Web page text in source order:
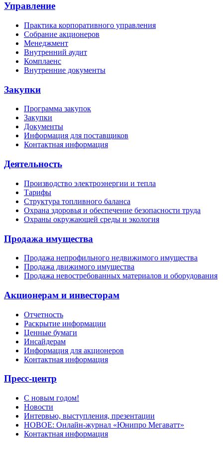
Управление
Практика корпоративного управления
Собрание акционеров
Менеджмент
Внутренний аудит
Комплаенс
Внутренние документы
Закупки
Программа закупок
Закупки
Документы
Информация для поставщиков
Контактная информация
Деятельность
Производство электроэнергии и тепла
Тарифы
Структура топливного баланса
Охрана здоровья и обеспечение безопасности труда
Охраны окружающей среды и экология
Продажа имущества
Продажа непрофильного недвижимого имущества
Продажа движимого имущества
Продажа невостребованных материалов и оборудования
Акционерам и инвесторам
Отчетность
Раскрытие информации
Ценные бумаги
Инсайдерам
Информация для акционеров
Контактная информация
Пресс-центр
С новым годом!
Новости
Интервью, выступления, презентации
НОВОЕ: Онлайн-журнал «Юнипро Мегаватт»
Контактная информация